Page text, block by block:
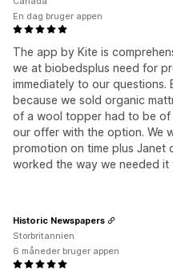
The app by Kite is
we at biobedsplus need for
immediately to our
because we sold organic
of a wool topper had to be of
our offer with the option. We
promotion on time plus
worked the way we needed it
En dag bruger appen
Historic Newspapers
Storbritannien
6 måneder bruger appen